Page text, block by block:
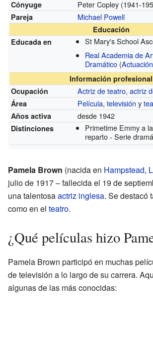
Cónyuge
Peter Copley (1941-
Pareja Michael Powell
Educación
Educada en
St Mary's School
Real Academia de
Dramático (Actuación
Información profesional
Ocupación
Actriz de teatro,actriz
Área Película,televisión y
Años activa desde 1942
Distinciones
Primetime Emmy a
reparto - Serie
Pamela Brown (nacida en Hampstead,
julio de 1917 – fallecida el 19 de
una talentosaactriz inglesa. Se destacó
como en el teatro.
¿Qué películas hizo
Pamela Brown participó en muchas
de televisión a lo largo de su carrera.
algunas de las más conocidas: